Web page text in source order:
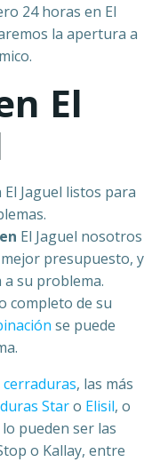
24 horas en El
la apertura a
El
El Jaguel listos para
El Jaguel nosotros
presupuesto, y
a su problema.
completo de su
se puede
cerraduras, las más
Staro Elisil, o
pueden ser las
o Kallay, entre